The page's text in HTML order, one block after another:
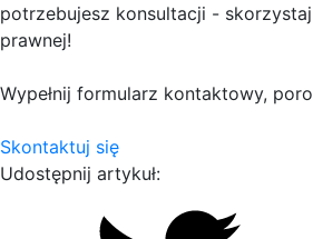
potrzebujesz konsultacji -
prawnej!
Wypełnij formularz kontaktowy,
Skontaktuj się
Udostępnij artykuł: